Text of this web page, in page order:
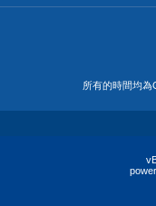
所有的時間均為